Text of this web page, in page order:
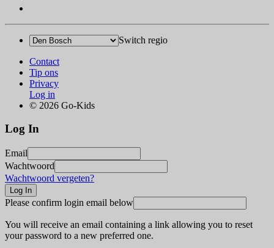
Switch regio
Contact
Tip ons
Privacy
Log in
© 2026 Go-Kids
Log In
Email
Wachtwoord
Wachtwoord vergeten?
Please confirm login email below
You will receive an email containing a link allowing you to reset
your password to a new preferred one.